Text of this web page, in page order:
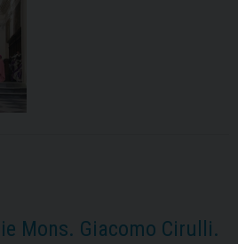
Mons. Giacomo Cirulli.